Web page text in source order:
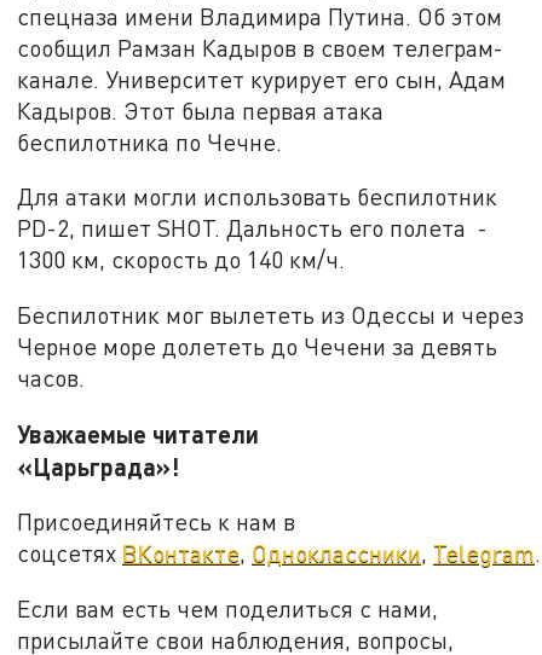
спецназа имени Владимира Путина. Об этом
сообщил Рамзан Кадыров в своем телеграм-
канале. Университет курирует его сын, Адам
Кадыров. Этот была первая атака
беспилотника по Чечне.
Для атаки могли использовать беспилотник
PD-2, пишет SHOT. Дальность его полета -
1300 км, скорость до 140 км/ч.
Беспилотник мог вылететь из Одессы и через
Черное море долететь до Чечени за девять
часов.
Уважаемые читатели
«Царьграда»!
Присоединяйтесь к нам в
соцсетях ВКонтакте, Одноклассники, Telegram.
Если вам есть чем поделиться с нами,
присылайте свои наблюдения, вопросы,